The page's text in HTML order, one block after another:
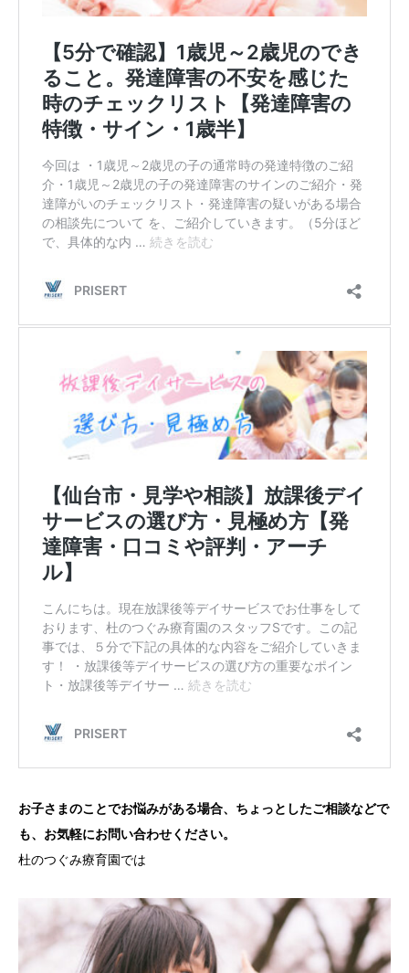
お子さまのことでお悩みがある場合、ちょっとしたご相談などで
も、お気軽にお問い合わせください。
杜のつぐみ療育園では